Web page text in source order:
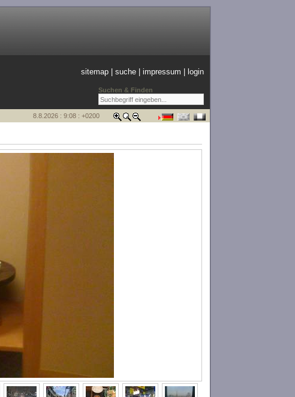
Suchen & Finden
sitemap |suche |impressum login
8.8.2026 : 9:08 : +0200